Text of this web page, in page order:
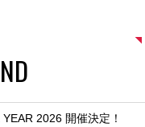
2026 開催決定！